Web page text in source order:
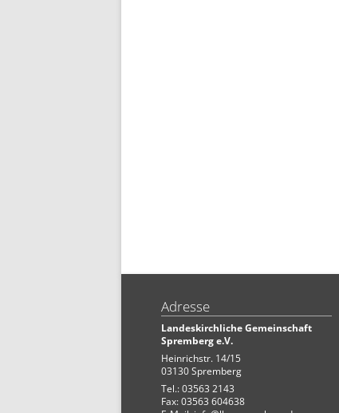
Adresse
Landeskirchliche Gemeinschaft
Spremberg e.V.
Heinrichstr. 14/15
03130 Spremberg
Tel.: 03563 2143
Fax: 03563 604638